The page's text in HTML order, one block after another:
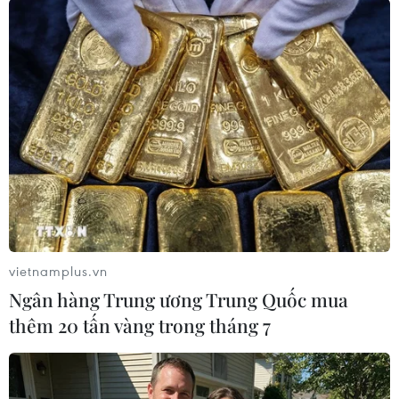
Đồn Biên phòng Diễn Thành cho biết, đơn vị đã
triển khai đồng bộ các biện pháp như: tuyên
truyền, kiên quyết xử lý phương tiện vi phạm,
hoạt động tuần tra, kiểm soát trên biển, cho ngư
dân ký cam kết...
Để đảm bảo việc chấp hành quy định trong khai
thác hải sản, đơn vị phối hợp với các địa
phương nắm chắc tình hình địa bàn, quản lý
chặt chẽ, phát hiện, ngăn chặn kịp thời các tàu
cá có biểu hiện nghi vấn tổ chức khai thác hải
sản ở vùng biển nước ngoài.
Đồng thời, đơn vị phối hợp với lực lượng chức
năng điều tra, xác minh các tổ chức, cá nhân
môi giới, móc nối đưa tàu cá, ngư dân Nghệ An
đi khai thác hải sản trái phép ở vùng biển nước
vietnamplus.vn
Ngân hàng Trung ương Trung Quốc mua
thêm 20 tấn vàng trong tháng 7